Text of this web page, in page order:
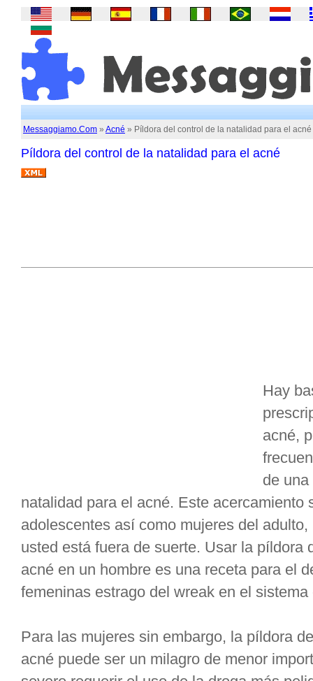
Messaggiamo.Com » Acné » Píldora del control de la natalidad para el acné
Píldora del control de la natalidad para el acné
Hay
acné,
de
natalidad para el acné. Este acercamiento
adolescentes así como mujeres del
usted está fuera de suerte. Usar la píldora
acné en un hombre es una receta para el
femeninas estrago del wreak en el
Para las mujeres sin embargo, la píldora
acné puede ser un milagro de menor